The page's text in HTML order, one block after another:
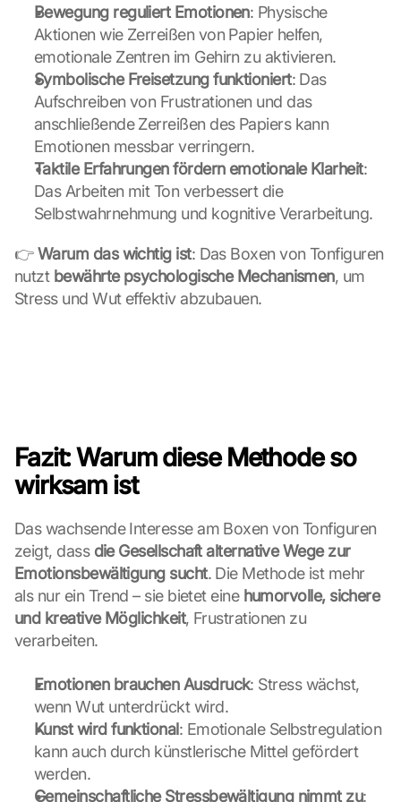
Bewegung reguliert Emotionen: Physische
Aktionen wie Zerreißen von Papier helfen,
emotionale Zentren im Gehirn zu aktivieren.
Symbolische Freisetzung funktioniert: Das
Aufschreiben von Frustrationen und das
anschließende Zerreißen des Papiers kann
Emotionen messbar verringern.
Taktile Erfahrungen fördern emotionale Klarheit:
Das Arbeiten mit Ton verbessert die
Selbstwahrnehmung und kognitive Verarbeitung.
👉 Warum das wichtig ist: Das Boxen von Tonfiguren
nutzt bewährte psychologische Mechanismen, um
Stress und Wut effektiv abzubauen.
Fazit: Warum diese Methode so
wirksam ist
Das wachsende Interesse am Boxen von Tonfiguren
zeigt, dass die Gesellschaft alternative Wege zur
Emotionsbewältigung sucht. Die Methode ist mehr
als nur ein Trend – sie bietet eine humorvolle, sichere
und kreative Möglichkeit, Frustrationen zu
verarbeiten.
Emotionen brauchen Ausdruck: Stress wächst,
wenn Wut unterdrückt wird.
Kunst wird funktional: Emotionale Selbstregulation
kann auch durch künstlerische Mittel gefördert
werden.
Gemeinschaftliche Stressbewältigung nimmt zu:
f
t
h
e
G
o
g
l
e
M
p
.
D
b
t
a
n
s
m
t
t
d
t
G
o
o
g